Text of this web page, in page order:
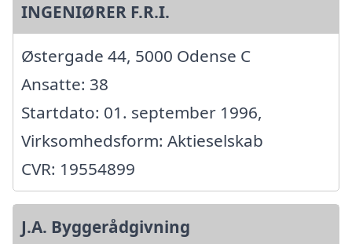
INGENIØRER F.R.I.
Østergade 44, 5000 Odense C
Ansatte: 38
Startdato: 01. september 1996,
Virksomhedsform: Aktieselskab
CVR: 19554899
J.A. Byggerådgivning